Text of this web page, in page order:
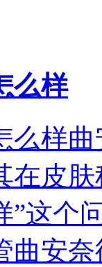
么样
么样
在皮
”这个
曲安